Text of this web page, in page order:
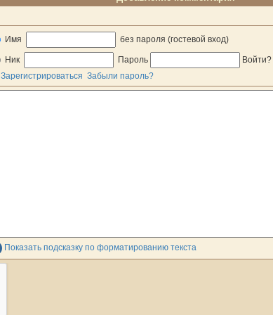
Имя без пароля (гостевой вход)
Ник Пароль
Войти?
Зарегистрироваться Забыли пароль?
Показать подсказку по форматированию текста